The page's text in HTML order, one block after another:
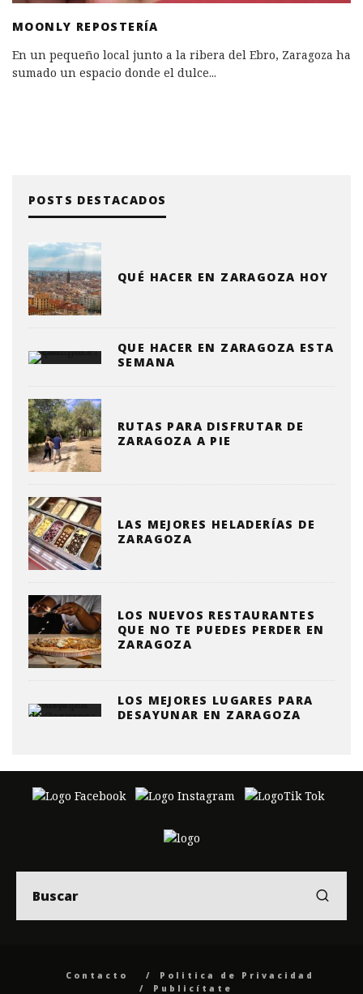
MOONLY REPOSTERÍA
En un pequeño local junto a la ribera del Ebro, Zaragoza ha
sumado un espacio donde el dulce...
POSTS DESTACADOS
QUÉ HACER EN ZARAGOZA HOY
QUE HACER EN ZARAGOZA ESTA
SEMANA
RUTAS PARA DISFRUTAR DE
ZARAGOZA A PIE
LAS MEJORES HELADERÍAS DE
ZARAGOZA
LOS NUEVOS RESTAURANTES
QUE NO TE PUEDES PERDER EN
ZARAGOZA
LOS MEJORES LUGARES PARA
DESAYUNAR EN ZARAGOZA
Contacto
Politica de Privacidad
Publicítate